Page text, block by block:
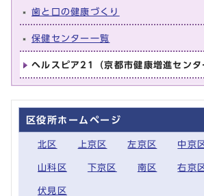
歯と口の健康づくり
保健センター一覧
ヘルスピア21（京都市健康増進センタ
区役所ホームページ
北区 上京区 左京区 中京
山科区 下京区 南区 右京
伏見区